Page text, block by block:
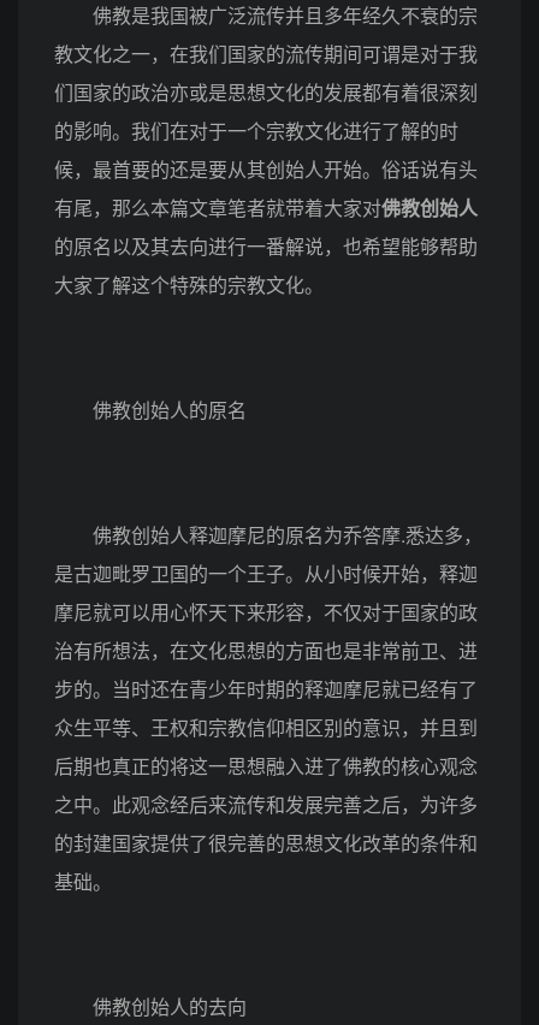
佛教是我国被广泛流传并且多年经久不衰的宗
教文化之一，在我们国家的流传期间可谓是对于我
们国家的政治亦或是思想文化的发展都有着很深刻
的影响。我们在对于一个宗教文化进行了解的时
候，最首要的还是要从其创始人开始。俗话说有头
有尾，那么本篇文章笔者就带着大家对佛教创始人
的原名以及其去向进行一番解说，也希望能够帮助
大家了解这个特殊的宗教文化。
佛教创始人的原名
佛教创始人释迦摩尼的原名为乔答摩.悉达多，
是古迦毗罗卫国的一个王子。从小时候开始，释迦
摩尼就可以用心怀天下来形容，不仅对于国家的政
治有所想法，在文化思想的方面也是非常前卫、进
步的。当时还在青少年时期的释迦摩尼就已经有了
众生平等、王权和宗教信仰相区别的意识，并且到
后期也真正的将这一思想融入进了佛教的核心观念
之中。此观念经后来流传和发展完善之后，为许多
的封建国家提供了很完善的思想文化改革的条件和
基础。
佛教创始人的去向